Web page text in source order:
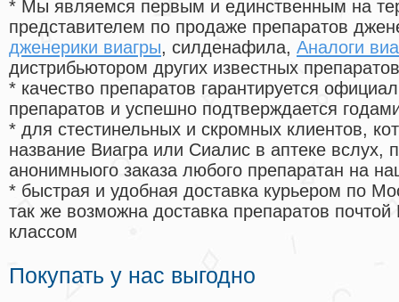
* Мы являемся первым и единственным на
представителем по продаже препаратов
дженерики виагры, силденафила, Аналоги
дистрибьютором других известных препаратов
* качество препаратов гарантируется
препаратов и успешно подтверждается
* для стестинельных и скромных клиентов,
название Виагра или Сиалис в аптеке вслух,
анонимныого заказа любого препаратан на
* быстрая и удобная доставка курьером по
так же возможна доставка препаратов
классом
Покупать у нас выгодно